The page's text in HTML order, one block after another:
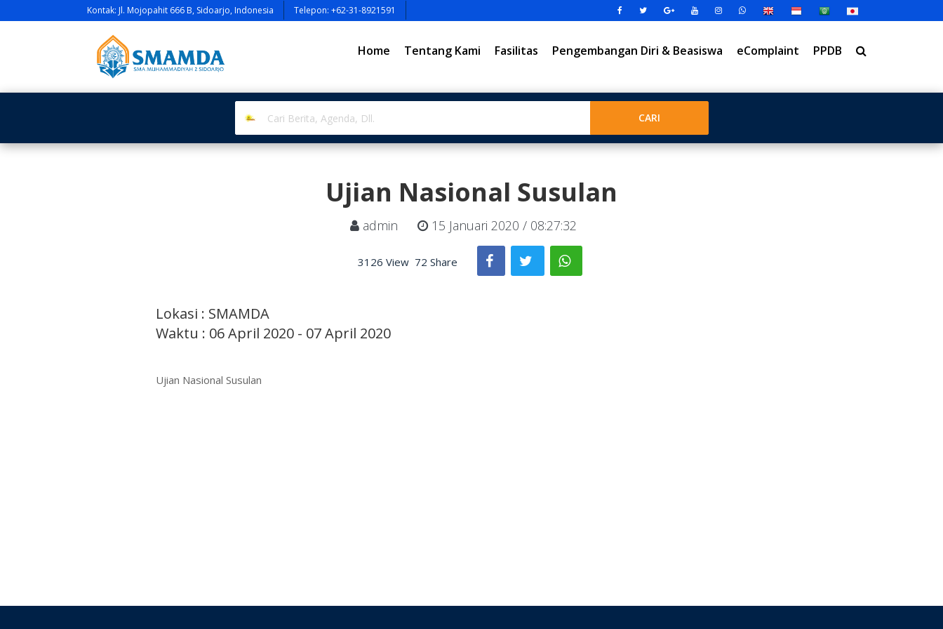
Kontak: Jl. Mojopahit 666 B, Sidoarjo, Indonesia Telepon: +62-31-8921591
Home Tentang Kami Fasilitas Pengembangan Diri & Beasiswa eComplaint PPDB
Ujian Nasional Susulan
admin 15 Januari 2020 / 08:27:32
3126 View 72 Share
Lokasi : SMAMDA
Waktu : 06 April 2020 - 07 April 2020
Ujian Nasional Susulan